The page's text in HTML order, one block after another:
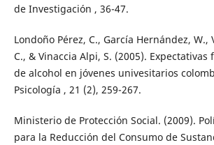
de Investigación , 36-47.
Londoño Pérez, C., García Hernández, W.,
C., & Vinaccia Alpi, S. (2005).
de alcohol en jóvenes univesitarios
Psicología , 21 (2), 259-267.
Ministerio de Protección Social. (2009).
para la Reducción del Consumo de